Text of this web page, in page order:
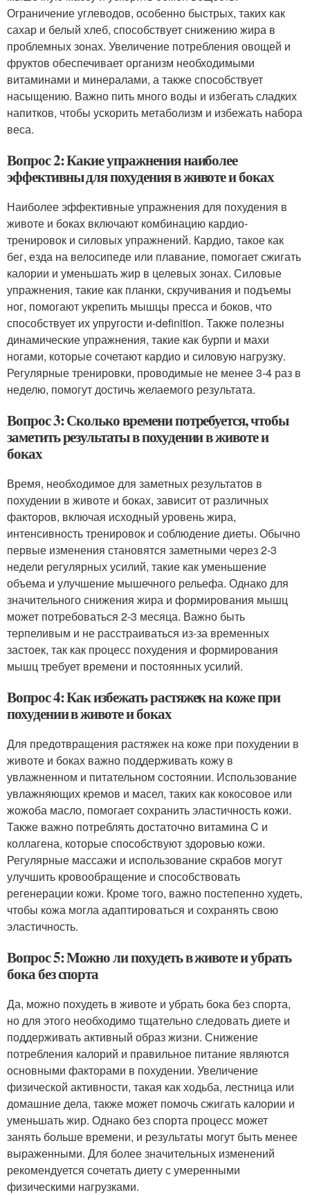
Ограничение углеводов, особенно быстрых, таких как
сахар и белый хлеб, способствует снижению жира в
проблемных зонах. Увеличение потребления овощей и
фруктов обеспечивает организм необходимыми
витаминами и минералами, а также способствует
насыщению. Важно пить много воды и избегать сладких
напитков, чтобы ускорить метаболизм и избежать набора
веса.
Вопрос 2: Какие упражнения наиболее
эффективны для похудения в животе и боках
Наиболее эффективные упражнения для похудения в
животе и боках включают комбинацию кардио-
тренировок и силовых упражнений. Кардио, такое как
бег, езда на велосипеде или плавание, помогает сжигать
калории и уменьшать жир в целевых зонах. Силовые
упражнения, такие как планки, скручивания и подъемы
ног, помогают укрепить мышцы пресса и боков, что
способствует их упругости и-definition. Также полезны
динамические упражнения, такие как бурпи и махи
ногами, которые сочетают кардио и силовую нагрузку.
Регулярные тренировки, проводимые не менее 3-4 раз в
неделю, помогут достичь желаемого результата.
Вопрос 3: Сколько времени потребуется, чтобы
заметить результаты в похудении в животе и
боках
Время, необходимое для заметных результатов в
похудении в животе и боках, зависит от различных
факторов, включая исходный уровень жира,
интенсивность тренировок и соблюдение диеты. Обычно
первые изменения становятся заметными через 2-3
недели регулярных усилий, такие как уменьшение
объема и улучшение мышечного рельефа. Однако для
значительного снижения жира и формирования мышц
может потребоваться 2-3 месяца. Важно быть
терпеливым и не расстраиваться из-за временных
застоек, так как процесс похудения и формирования
мышц требует времени и постоянных усилий.
Вопрос 4: Как избежать растяжек на коже при
похудении в животе и боках
Для предотвращения растяжек на коже при похудении в
животе и боках важно поддерживать кожу в
увлажненном и питательном состоянии. Использование
увлажняющих кремов и масел, таких как кокосовое или
жожоба масло, помогает сохранить эластичность кожи.
Также важно потреблять достаточно витамина C и
коллагена, которые способствуют здоровью кожи.
Регулярные массажи и использование скрабов могут
улучшить кровообращение и способствовать
регенерации кожи. Кроме того, важно постепенно худеть,
чтобы кожа могла адаптироваться и сохранять свою
эластичность.
Вопрос 5: Можно ли похудеть в животе и убрать
бока без спорта
Да, можно похудеть в животе и убрать бока без спорта,
но для этого необходимо тщательно следовать диете и
поддерживать активный образ жизни. Снижение
потребления калорий и правильное питание являются
основными факторами в похудении. Увеличение
физической активности, такая как ходьба, лестница или
домашние дела, также может помочь сжигать калории и
уменьшать жир. Однако без спорта процесс может
занять больше времени, и результаты могут быть менее
выраженными. Для более значительных изменений
рекомендуется сочетать диету с умеренными
физическими нагрузками.